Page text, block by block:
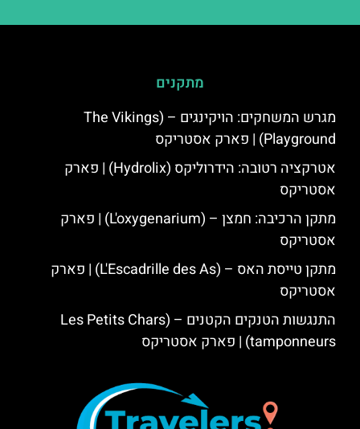
מתקנים
מגרש המשחקים: הויקינגים – (The Vikings
Playground) | פארק אסטריקס
אטרקציה רטובה: הידרוליקס (Hydrolix) | פארק
אסטריקס
מתקן הרכיבה: חמצן – (L'oxygenarium) | פארק
אסטריקס
מתקן טייסת האס – (L'Escadrille des As) | פארק
אסטריקס
התנגשות הטנקים הקטנים – (Les Petits Chars
tamponneurs) | פארק אסטריקס